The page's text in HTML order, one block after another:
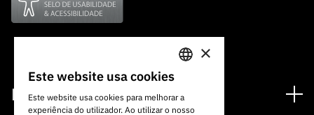
Financiamento
PORTUGUESE
ENGLISH
×
Este website usa cookies
Este website usa cookies para melhorar a
experiência do utilizador. Ao utilizar o nosso